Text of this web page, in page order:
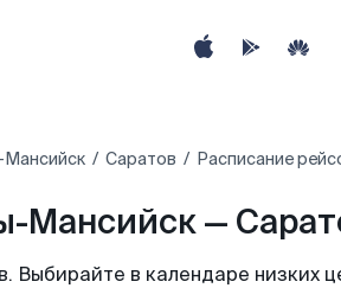
Саратов Расписание
Мансийск —
Выбирайте в календаре низких